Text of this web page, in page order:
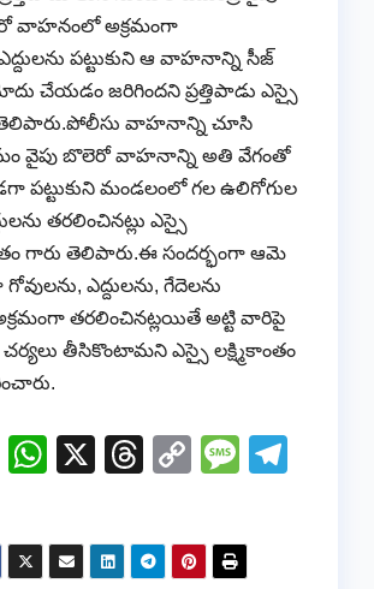
వాహనంలో అక్రమంగా
పట్టుకుని ఆ వాహనాన్ని సీజ్
చేయడం జరిగిందని ప్రత్తిపాడు ఎస్సై
తెలిపారు.పోలీసు వాహనాన్ని చూసి
వైపు బొలెరో వాహనాన్ని అతి వేగంతో
పట్టుకుని మండలంలో గల ఉలిగోగుల
తరలించినట్లు ఎస్సై
గారు తెలిపారు.ఈ సందర్భంగా ఆమె
ఎద్దులను, గేదెలను
తరలించినట్లయితే అట్టి వారిపై
తీసికొంటామని ఎస్సై లక్ష్మికాంతం
T
tt
er
W
at
s
X
T
e
a
C
p
y
M
ss
a
h
ar